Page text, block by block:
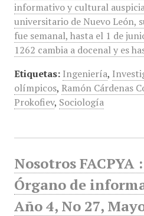
informativo y cultural
universitario de Nuevo León,
fue semanal, hasta el 1 de
1262 cambia a docenal y es
Etiquetas: Ingeniería,
olímpicos, Ramón Cárdenas
Prokofiev, Sociología
Nosotros FACPYA
Órgano de
Año 4, No 27,